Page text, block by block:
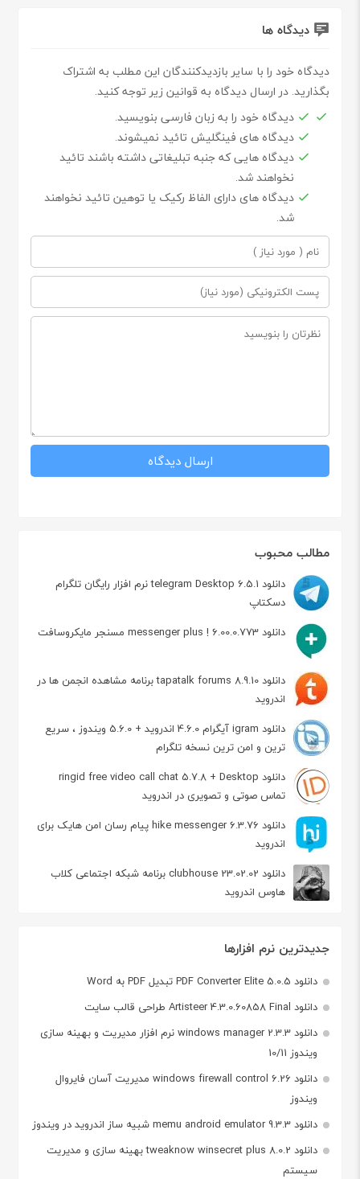
مطالب محبوب
دانلود telegram Desktop 6.5.1 نرم افزار رایگان تلگرام
دسکتاپ
دانلود messenger plus ! 6.00.0.773 مسنجر مایکروسافت
دانلود tapatalk forums 8.9.10 برنامه مشاهده انجمن ها در
اندروید
دانلود igram آیگرام 4.6.0 اندروید + 5.6.0 ویندوز ، سریع
ترین و امن ترین نسخه تلگرام
دانلود ringid free video call chat 5.7.8 + Desktop
تماس صوتی و تصویری در اندروید
دانلود hike messenger 6.3.76 پیام‌ رسان‌ امن هایک برای
اندروید
دانلود clubhouse 23.02.02 برنامه شبکه اجتماعی کلاب
هاوس اندروید
جدیدترین نرم افزارها
دانلود PDF Converter Elite 5.0.5 تبدیل PDF به Word
دانلود Artisteer 4.3.0.60858 Final طراحی قالب سایت
دانلود windows manager 2.3.3 نرم افزار مدیریت و بهینه سازی
ویندوز 10/11
دانلود windows firewall control 6.26 مدیریت آسان فایروال
ویندوز
دانلود memu android emulator 9.3.3 شبیه ساز اندروید در ویندوز
دانلود tweaknow winsecret plus 8.0.2 بهینه سازی و مدیریت
سیستم
دیدگاه ها
دیدگاه خود را با سایر بازدیدکنندگان این مطلب به اشتراک
بگذارید. در ارسال دیدگاه به قوانین زیر توجه کنید.
دیدگاه خود را به زبان فارسی بنویسید.
دیدگاه های فینگلیش تائید نمیشوند.
دیدگاه هایی که جنبه تبلیغاتی داشته باشند تائید
نخواهند شد.
دیدگاه های دارای الفاظ رکیک یا توهین تائید نخواهند
شد.